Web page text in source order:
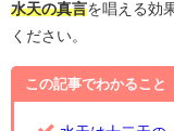
水天の真言を唱える効
ください。
この記事でわかること